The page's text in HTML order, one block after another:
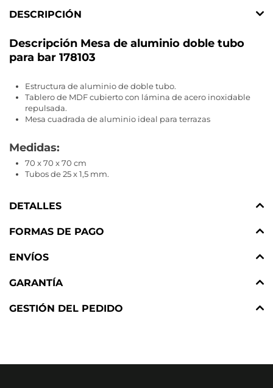
DESCRIPCIÓN
Descripción Mesa de aluminio doble tubo
para bar 178103
Estructura de aluminio de doble tubo.
Tablero de MDF cubierto con lámina de acero inoxidable
repulsada.
Mesa cuadrada de aluminio ideal para terrazas
Medidas:
70 x 70 x 70 cm
Tubos de 25 x 1,5 mm.
DETALLES
FORMAS DE PAGO
ENVÍOS
GARANTÍA
GESTIÓN DEL PEDIDO